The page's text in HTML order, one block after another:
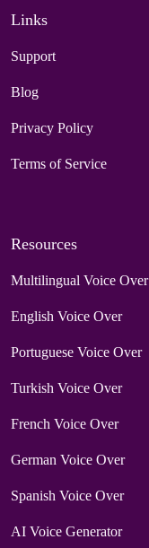
Links
Support
Blog
Privacy Policy
Terms of Service
Resources
Multilingual Voice Over
English Voice Over
Portuguese Voice Over
Turkish Voice Over
French Voice Over
German Voice Over
Spanish Voice Over
AI Voice Generator